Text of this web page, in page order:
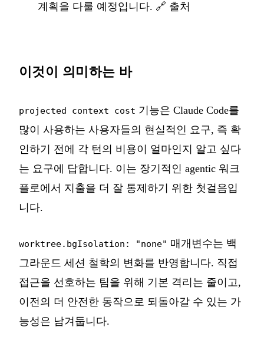
계획을 다룰 예정입니다. 🔗 출처
이것이 의미하는 바
projected context cost 기능은 Claude Code를
많이 사용하는 사용자들의 현실적인 요구, 즉 확
인하기 전에 각 턴의 비용이 얼마인지 알고 싶다
는 요구에 답합니다. 이는 장기적인 agentic 워크
플로에서 지출을 더 잘 통제하기 위한 첫걸음입
니다.
worktree.bgIsolation: "none" 매개변수는 백
그라운드 세션 철학의 변화를 반영합니다. 직접
접근을 선호하는 팀을 위해 기본 격리는 줄이고,
이전의 더 안전한 동작으로 되돌아갈 수 있는 가
능성은 남겨둡니다.